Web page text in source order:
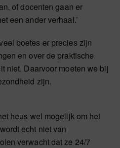
of docenten gaan er
een ander verhaal.’
boetes er precies zijn
en over de praktische
niet. Daarvoor moeten we bij
zijn.
heus wel mogelijk om het
echt niet van
verwacht dat ze 24/7